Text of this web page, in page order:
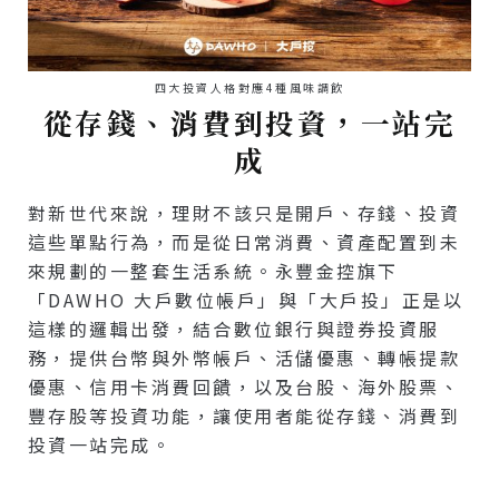
四大投資人格對應4種風味調飲
從存錢、消費到投資，一站完
成
對新世代來說，理財不該只是開戶、存錢、投資
這些單點行為，而是從日常消費、資產配置到未
來規劃的一整套生活系統。永豐金控旗下
「DAWHO 大戶數位帳戶」與「大戶投」正是以
這樣的邏輯出發，結合數位銀行與證券投資服
務，提供台幣與外幣帳戶、活儲優惠、轉帳提款
優惠、信用卡消費回饋，以及台股、海外股票、
豐存股等投資功能，讓使用者能從存錢、消費到
投資一站完成。